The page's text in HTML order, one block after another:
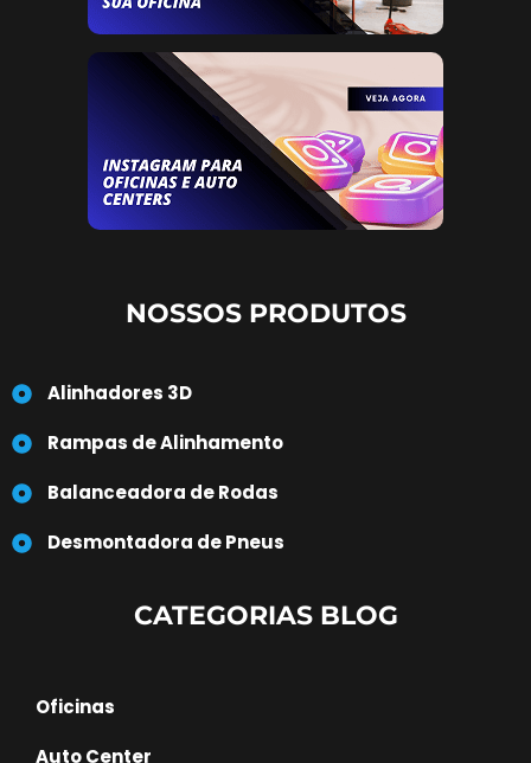
NOSSOS PRODUTOS
Alinhadores 3D
Rampas de Alinhamento
Balanceadora de Rodas
Desmontadora de Pneus
CATEGORIAS BLOG
Oficinas
Auto Center